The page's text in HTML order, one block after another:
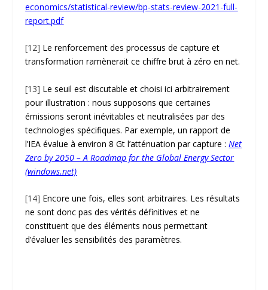
economics/statistical-review/bp-stats-review-2021-full-
report.pdf
[12] Le renforcement des processus de capture et
transformation ramènerait ce chiffre brut à zéro en net.
[13] Le seuil est discutable et choisi ici arbitrairement
pour illustration : nous supposons que certaines
émissions seront inévitables et neutralisées par des
technologies spécifiques. Par exemple, un rapport de
l’IEA évalue à environ 8 Gt l’atténuation par capture :Net
Zero by 2050 – A Roadmap for the Global Energy Sector
(windows.net)
[14] Encore une fois, elles sont arbitraires. Les résultats
ne sont donc pas des vérités définitives et ne
constituent que des éléments nous permettant
d’évaluer les sensibilités des paramètres.